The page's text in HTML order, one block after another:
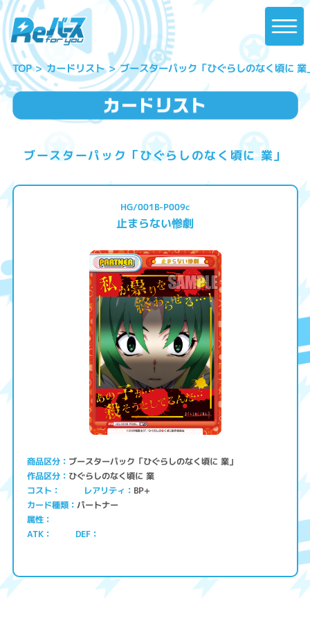
TOP カードリスト ブースターパック「ひぐらしのなく頃に 業
ブースターパック「ひぐらしのなく頃に 業」
HG/001B-P009c
止まらない惨劇
商品区分 ブースターパック「ひぐらしのなく頃に 業」
作品区分 ひぐらしのなく頃に 業
コスト レアリティ BP+
カード種類 パートナー
属性
ATK
DEF